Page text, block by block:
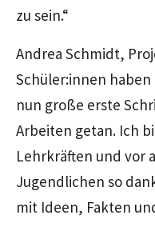
zu sein.“
Andrea Schmidt,
Schüler:innen
nun große erste
Arbeiten getan. Ich
Lehrkräften und vor
Jugendlichen so
mit Ideen, Fakten